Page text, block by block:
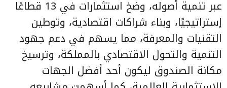
عبر تنمية أصوله، وضخ استثمارات في 13 قطاعًا
إستراتيجيًا، وبناء شراكات اقتصادية، وتوطين
التقنيات والمعرفة، مما يسهم في دعم جهود
التنمية والتحول الاقتصادي بالمملكة، وترسيخ
مكانة الصندوق ليكون أحد أفضل الجهات